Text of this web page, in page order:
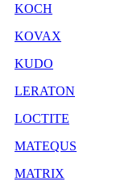
KOCH
KOVAX
KUDO
LERATON
LOCTITE
MATEQUS
MATRIX